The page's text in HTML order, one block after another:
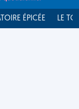
ÉPICÉE LE